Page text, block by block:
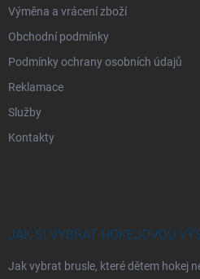
Výměna a vrácení zboží
Obchodní podmínky
Podmínky ochrany osobních údajů
Reklamace
Služby
Kontakty
JAK SI VYBRAT HOKEJOVOU
Jak vybrat brusle, které dětem hokej